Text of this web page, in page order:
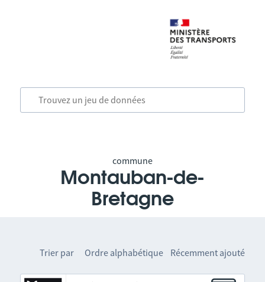
commune
Montauban-de-
Bretagne
Trier par Ordre alphabétique Récemment ajouté